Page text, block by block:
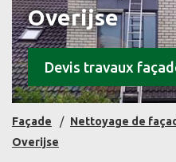
Overijse
Devis travaux
Façade Nettoyage de
Overijse